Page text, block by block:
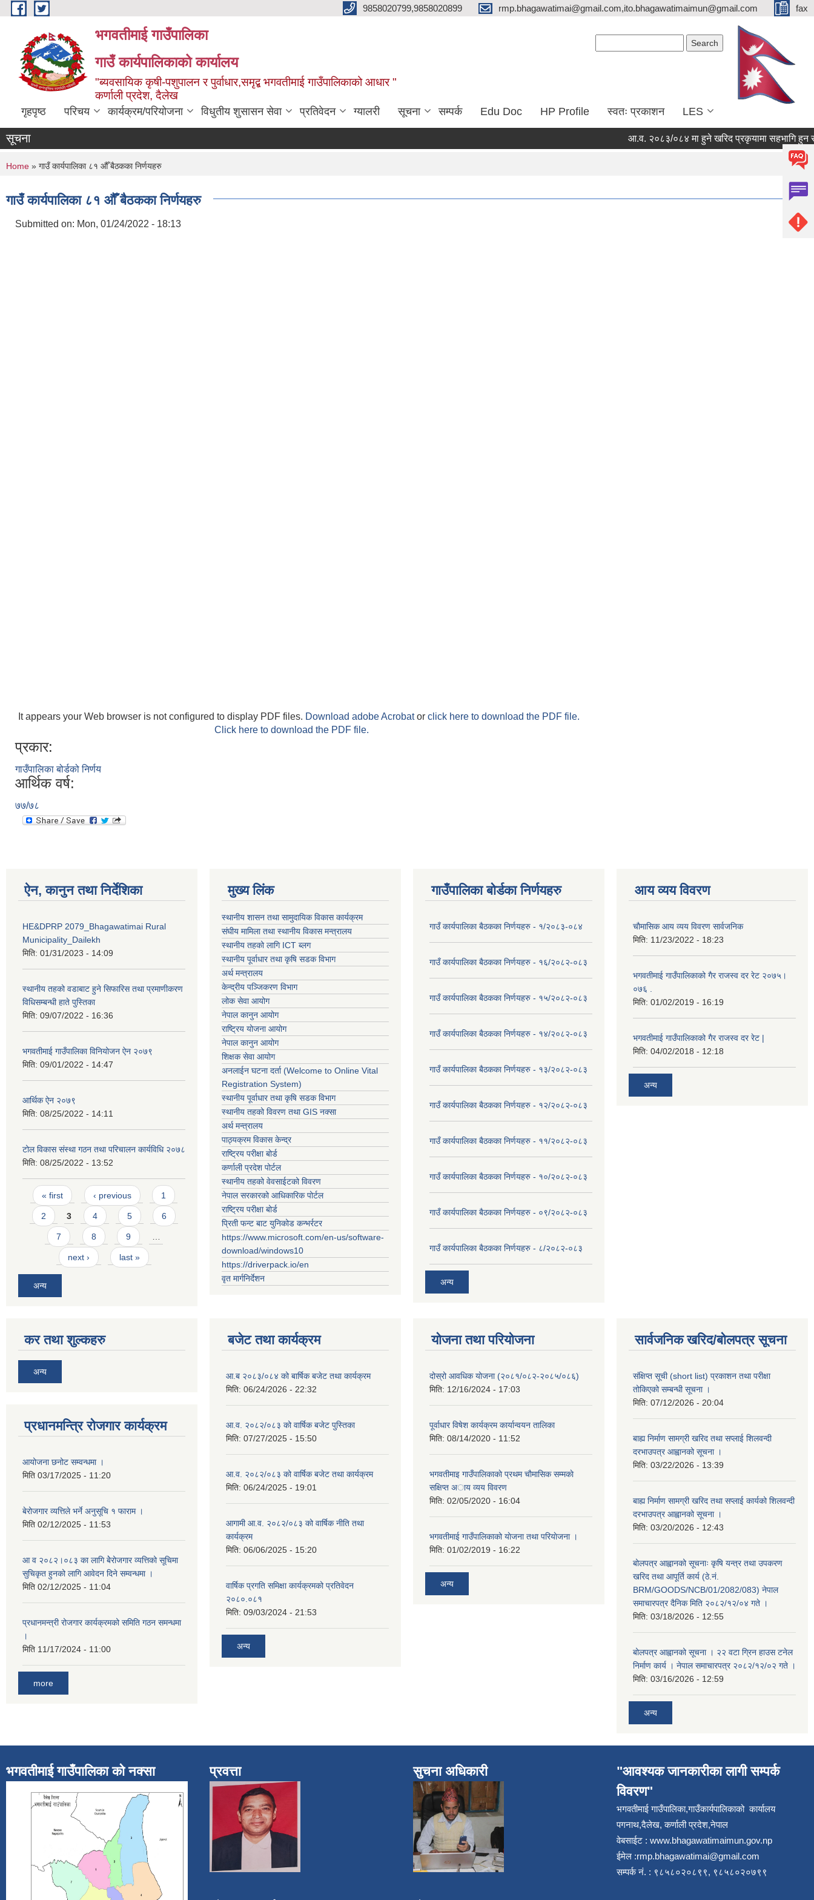
Skip to main content 9858020799,9858020899 rmp.bhagawatimai@gmail.com,ito.bhagawatimaimun@gmail.com fax
भगवतीमाई गाउँपालिका
गाउँ कार्यपालिकाको कार्यालय
"ब्यवसायिक कृषी-पशुपालन र पुर्वाधार,समृद्ब भगवतीमाई गाउँपालिकाको आधार "
कर्णाली प्रदेश, दैलेख
गृहपृष्ठ परिचय कार्यक्रम/परियोजना विधुतीय शुसासन सेवा प्रतिवेदन ग्यालरी सूचना सम्पर्क Edu Doc HP Profile स्वतः प्रकाशन LES
सूचना आ.व. २०८३/०८४ मा हुने खरिद प्रकृयामा सहभागि हुन
You are here
Home » गाउँ कार्यपालिका ८१ औँ बैठकका निर्णयहरु
गाउँ कार्यपालिका ८१ औँ बैठकका निर्णयहरु
Submitted on: Mon, 01/24/2022 - 18:13
It appears your Web browser is not configured to display PDF files. Download adobe Acrobator click here to download the PDF file.
Click here to download the PDF file.
प्रकार:
गाउँपालिका बोर्डको निर्णय
आर्थिक वर्ष:
७७/७८
ऐन, कानुन तथा निर्देशिका
HE&DPRP 2079_Bhagawatimai Rural
Municipality_Dailekh
मिति: 01/31/2023 - 14:09
स्थानीय तहको वडाबाट हुने सिफारिस तथा प्रमाणीकरण
विधिसम्बन्धी हाते पुस्तिका
मिति: 09/07/2022 - 16:36
भगवतीमाई गाउँपालिका विनियोजन ऐन २०७९
मिति: 09/01/2022 - 14:47
आर्थिक ऐन २०७९
मिति: 08/25/2022 - 14:11
टोल विकास संस्था गठन तथा परिचालन कार्यविधि २०७८
मिति: 08/25/2022 - 13:52
Pages
« first ‹ previous 1
2 3 4 5 6
7 8 9 …
next › last »
अन्य
मुख्य लिंक
स्थानीय शासन तथा सामुदायिक विकास कार्यक्रम
संघीय मामिला तथा स्थानीय विकास मन्त्रालय
स्थानीय तहको लागि ICT ब्लग
स्थानीय पूर्वाधार तथा कृषि सडक विभाग
अर्थ मन्त्रालय
केन्द्रीय पञ्जिकरण विभाग
लोक सेवा आयोग
नेपाल कानुन आयोग
राष्ट्रिय योजना आयोग
नेपाल कानुन आयोग
शिक्षक सेवा आयोग
अनलाईन घटना दर्ता (Welcome to Online Vital
Registration System)
स्थानीय पूर्वाधार तथा कृषि सडक विभाग
स्थानीय तहको विवरण तथा GIS नक्सा
अर्थ मन्त्रालय
पाठ्यक्रम विकास केन्द्र
राष्ट्रिय परीक्षा बोर्ड
कर्णाली प्रदेश पोर्टल
स्थानीय तहको वेवसाईटको विवरण
नेपाल सरकारको आधिकारिक पोर्टल
राष्ट्रिय परीक्षा बोर्ड
प्रिती फन्ट बाट युनिकोड कन्भर्रटर
https://www.microsoft.com/en-us/software-
download/windows10
https://driverpack.io/en
वृत मार्गनिर्देशन
गाउँपालिका बोर्डका निर्णयहरु
गाउँ कार्यपालिका बैठकका निर्णयहरु - १/२०८३-०८४
गाउँ कार्यपालिका बैठकका निर्णयहरु - १६/२०८२-०८३
गाउँ कार्यपालिका बैठकका निर्णयहरु - १५/२०८२-०८३
गाउँ कार्यपालिका बैठकका निर्णयहरु - १४/२०८२-०८३
गाउँ कार्यपालिका बैठकका निर्णयहरु - १३/२०८२-०८३
गाउँ कार्यपालिका बैठकका निर्णयहरु - १२/२०८२-०८३
गाउँ कार्यपालिका बैठकका निर्णयहरु - ११/२०८२-०८३
गाउँ कार्यपालिका बैठकका निर्णयहरु - १०/२०८२-०८३
गाउँ कार्यपालिका बैठकका निर्णयहरु - ०९/२०८२-०८३
गाउँ कार्यपालिका बैठकका निर्णयहरु - ८/२०८२-०८३
अन्य
आय व्यय विवरण
चाैमासिक आय व्यय विवरण सार्वजनिक
मिति: 11/23/2022 - 18:23
भगवतीमाई गाउँपालिकाको गैर राजस्व दर रेट २०७५।
०७६ .
मिति: 01/02/2019 - 16:19
भगवतीमाई गाउँपालिकाको गैर राजस्व दर रेट |
मिति: 04/02/2018 - 12:18
अन्य
कर तथा शुल्कहरु
अन्य
प्रधानमन्त्रि रोजगार कार्यक्रम
आयोजना छनोट सम्वन्धमा ।
मिति 03/17/2025 - 11:20
बेरोजगार व्यत्तिले भर्ने अनुसूचि १ फाराम ।
मिति 02/12/2025 - 11:53
आ व २०८२।०८३ का लागि बेेरोजगार व्यत्तिको सूचिमा
सुचिकृत हुनको लागि आवेदन दिने सम्वन्धमा ।
मिति 02/12/2025 - 11:04
प्रधानमन्त्री रोजगार कार्यक्रमको समिति गठन समन्धमा
।
मिति 11/17/2024 - 11:00
more
बजेट तथा कार्यक्रम
आ.ब २०८३/०८४ को बार्षिक बजेट तथा कार्यक्रम
मिति: 06/24/2026 - 22:32
आ.व. २०८२/०८३ को वार्षिक बजेट पुस्तिका
मिति: 07/27/2025 - 15:50
आ.व. २०८२/०८३ को वार्षिक बजेट तथा कार्यक्रम
मिति: 06/24/2025 - 19:01
आगामी आ.व. २०८२/०८३ को वार्षिक नीति तथा
कार्यक्रम
मिति: 06/06/2025 - 15:20
वार्षिक प्रगति समिक्षा कार्यक्रमको प्रतिवेदन
२०८०.०८१
मिति: 09/03/2024 - 21:53
अन्य
योजना तथा परियोजना
दोस्रो आवधिक योजना (२०८१/०८२-२०८५/०८६)
मिति: 12/16/2024 - 17:03
पूर्वाधार विषेश कार्यक्रम कार्यान्वयन तालिका
मिति: 08/14/2020 - 11:52
भगवतीमाइ गाउँपालिकाकाे प्रथम चाैमासिक सम्मकाे
सक्षिप्त अाय व्यय विवरण
मिति: 02/05/2020 - 16:04
भगवतीमाई गाउँपालिकाको याेजना तथा परियाेजना ।
मिति: 01/02/2019 - 16:22
अन्य
सार्वजनिक खरिद/बोलपत्र सूचना
संक्षिप्त सूची (short list) प्रकाशन तथा परीक्षा
तोकिएको सम्बन्धी सूचना ।
मिति: 07/12/2026 - 20:04
बाह्य निर्माण सामग्री खरिद तथा सप्लाई शिलवन्दी
दरभाउपत्र आह्वानको सूचना ।
मिति: 03/22/2026 - 13:39
बाह्य निर्माण सामग्री खरिद तथा सप्लाई कार्यको शिलवन्दी
दरभाउपत्र आह्वानको सूचना ।
मिति: 03/20/2026 - 12:43
बोलपत्र आह्वानको सूचनाः कृषि यन्त्र तथा उपकरण
खरिद तथा आपूर्ति कार्य (ठे.नं.
BRM/GOODS/NCB/01/2082/083) नेपाल
समाचारपत्र दैनिक मिति २०८२/१२/०४ गते ।
मिति: 03/18/2026 - 12:55
बोलपत्र आह्वानको सूचना । २२ वटा ग्रिन हाउस टनेल
निर्माण कार्य । नेपाल समाचारपत्र २०८२/१२/०२ गते ।
मिति: 03/16/2026 - 12:59
अन्य
भगवतीमाई गाउँपालिका को नक्सा प्रवत्ता सुचना अधिकारी
"आवश्यक जानकारीका लागी सम्पर्क
विवरण"
भगवतीमाई गाउँपालिका,गाउँकार्यपालिकाको कार्यालय
पगनाथ,दैलेख, कर्णाली प्रदेश,नेपाल
वेबसाईट : www.bhagawatimaimun.gov.np
ईमेल :rmp.bhagawatimai@gmail.com
सम्पर्क नं. : ९८५८०२०८९९, ९८५८०२०७९९